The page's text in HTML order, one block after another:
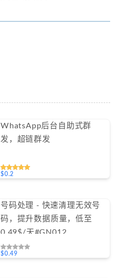
WhatsApp后台自助式群
发，超链群发
$0.2
号码处理 - 快速清理无效号
码，提升数据质量，低至
0.49$/天#GN012
$0.49